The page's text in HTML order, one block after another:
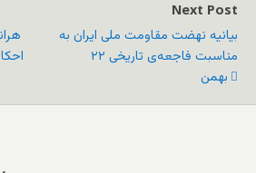
Next Post
بیانیه نهضت مقاومت ملی ایران به
مناسبت فاجعه‌ی تاریخی ۲۲
بهمن